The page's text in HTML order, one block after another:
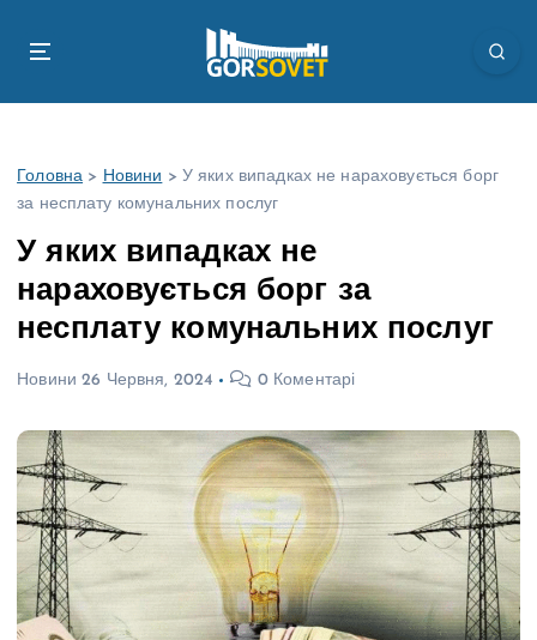
Головна > Новини > У яких випадках не нараховується борг
за несплату комунальних послуг
У яких випадках не
нараховується борг за
несплату комунальних послуг
Новини 26 Червня, 2024 0 Коментарі